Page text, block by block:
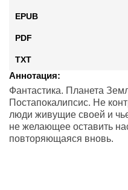
EPUB
PDF
TXT
Аннотация:
Фантастика. Планета
Постапокалипсис. Не
люди живущие своей и
не желающее оставить
повторяющаяся вновь.